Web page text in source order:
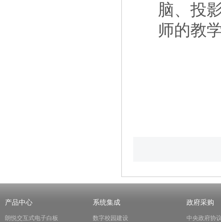
脑、投
师的教
产品中心
朗悦交互式电子白板
系统集成
数字校园建设
政府采购
中央政府协